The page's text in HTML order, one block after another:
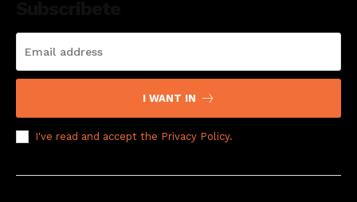
I WANT IN
I've read and accept the Privacy Policy.